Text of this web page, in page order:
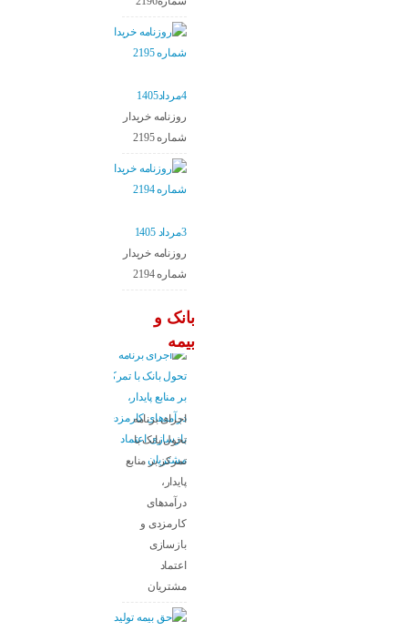
4مرداد1405
روزنامه خریدار
شماره 2195
3مرداد 1405
روزنامه خریدار
شماره 2194
بانک و
بیمه
اجرای برنامه
تحول بانک با
تمرکز بر منابع
پایدار،
درآمدهای
کارمزدی و
بازسازی
اعتماد
مشتریان